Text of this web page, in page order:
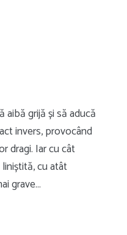
aibă grijă și să aducă
invers, provocând
dragi. Iar cu cât
cu atât
grave…